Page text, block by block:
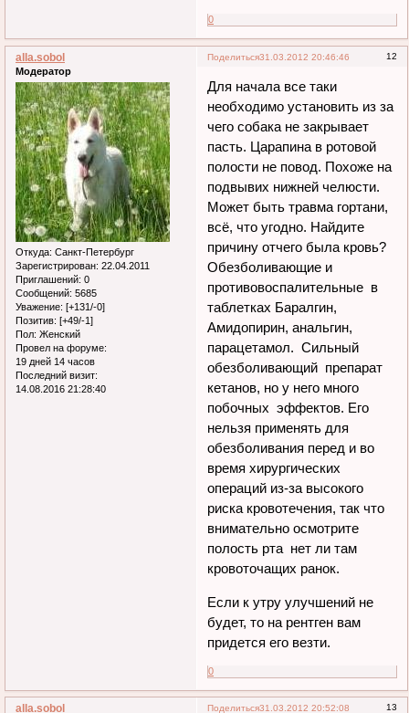
0
Поделиться 12
31.03.2012 20:46:46
alla.sobol
Модератор
Откуда: Санкт-Петербург
Зарегистрирован: 22.04.2011
Приглашений: 0
Сообщений: 5685
Уважение: [+131/-0]
Позитив: [+49/-1]
Пол: Женский
Провел на форуме:
19 дней 14 часов
Последний визит:
14.08.2016 21:28:40
Для начала все таки
необходимо установить из за
чего собака не закрывает
пасть. Царапина в ротовой
полости не повод. Похоже на
подвывих нижней челюсти.
Может быть травма гортани,
всё, что угодно. Найдите
причину отчего была кровь?
Обезболивающие и
противовоспалительные в
таблетках Баралгин,
Амидопирин, анальгин,
парацетамол. Сильный
обезболивающий препарат
кетанов, но у него много
побочных эффектов. Его
нельзя применять для
обезболивания перед и во
время хирургических
операций из-за высокого
риска кровотечения, так что
внимательно осмотрите
полость рта нет ли там
кровоточащих ранок.
Если к утру улучшений не
будет, то на рентген вам
придется его везти.
0
Поделиться 13
31.03.2012 20:52:08
alla.sobol